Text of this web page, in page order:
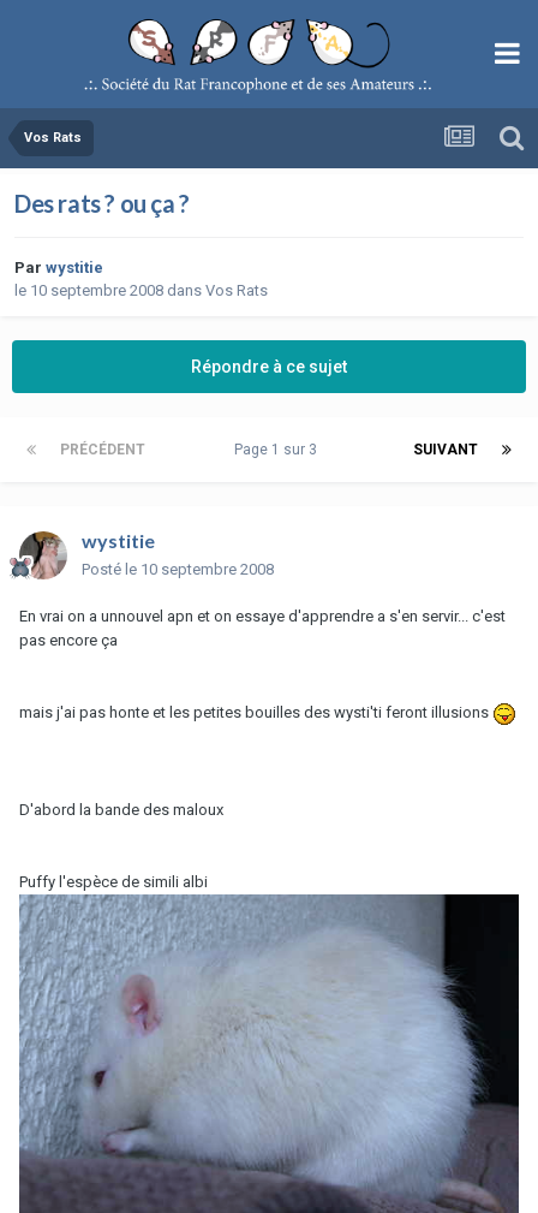
Vos Rats
Des rats ? ou ça ?
Par wystitie
le 10 septembre 2008 dans Vos Rats
Répondre à ce sujet
PRÉCÉDENT SUIVANT
Page 1 sur 3
wystitie
Posté le 10 septembre 2008
En vrai on a unnouvel apn et on essaye d'apprendre a s'en servir... c'est
pas encore ça
mais j'ai pas honte et les petites bouilles des wysti'ti feront illusions
D'abord la bande des maloux
Puffy l'espèce de simili albi